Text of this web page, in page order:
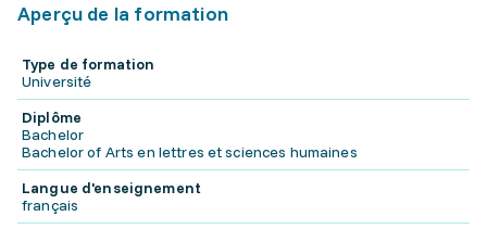
Aperçu de la formation
Type de formation
Université
Diplôme
Bachelor
Bachelor of Arts en lettres et sciences humaines
Langue d'enseignement
français